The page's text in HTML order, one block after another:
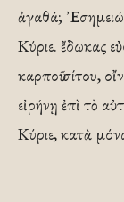
ἀγαθά;
Κύριε. ἔδωκας
καρποῦ σίτου,
εἰρήνῃ ἐπὶ τὸ
Κύριε, κατὰ